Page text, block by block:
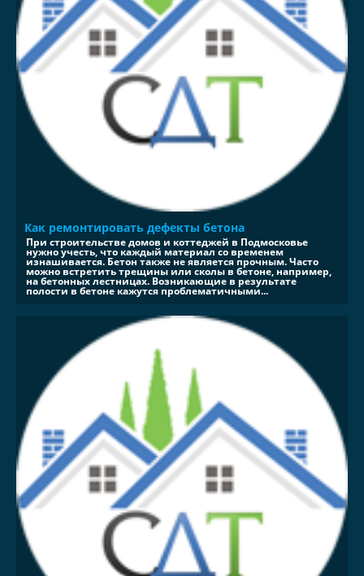
Как ремонтировать дефекты бетона
При строительстве домов и коттеджей в Подмосковье
нужно учесть, что каждый материал со временем
изнашивается. Бетон также не является прочным. Часто
можно встретить трещины или сколы в бетоне, например,
на бетонных лестницах. Возникающие в результате
полости в бетоне кажутся проблематичными...